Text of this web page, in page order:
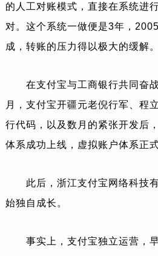
的人工对账模式，直接在系统进
对。这个系统一做便是3年，
成，转账的压力得以极大的缓解。
在支付宝与工商银行共同奋
月，支付宝开疆元老倪行军、程
行代码，以及数月的紧张开发后
体系成功上线，虚拟账户体系正式
此后，浙江支付宝网络科技有
始独自成长。
事实上，支付宝独立运营，早